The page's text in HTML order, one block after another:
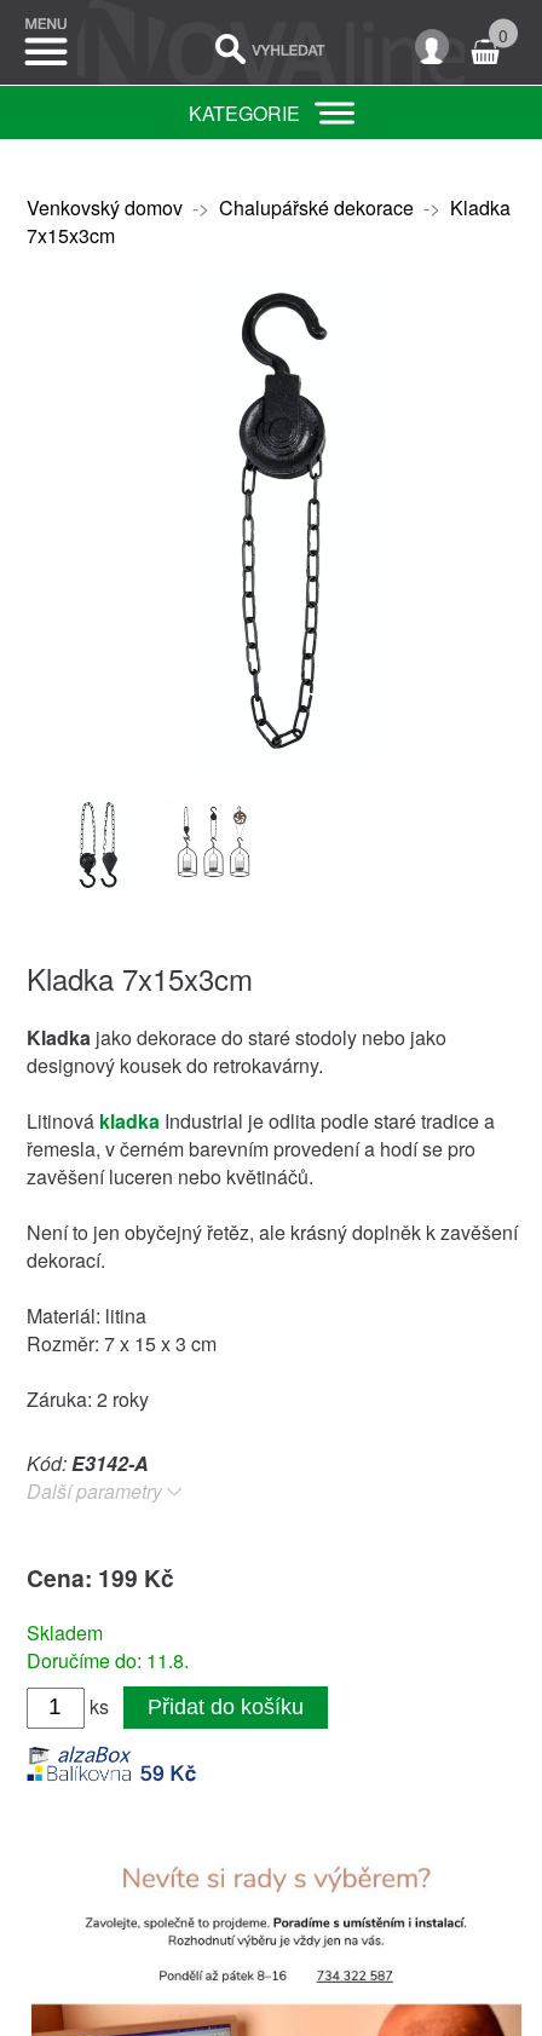
0
KATEGORIE
Venkovský domov-> Chalupářské dekorace-> Kladka
7x15x3cm
Kladka 7x15x3cm
Kladkajako dekorace do staré stodoly nebo jako
designový kousek do retrokavárny.
Litinová kladkaIndustrial je odlita podle staré tradice a
řemesla, v černém barevním provedení a hodí se pro
zavěšení luceren nebo květináčů.
Není to jen obyčejný řetěz, ale krásný doplněk k zavěšení
dekorací.
Materiál: litina
Rozměr: 7 x 15 x 3 cm
Záruka: 2 roky
Kód:E3142-A
Další parametry
Cena: 199 Kč
Skladem
Doručíme do: 11.8.
ks
Přidat do košíku